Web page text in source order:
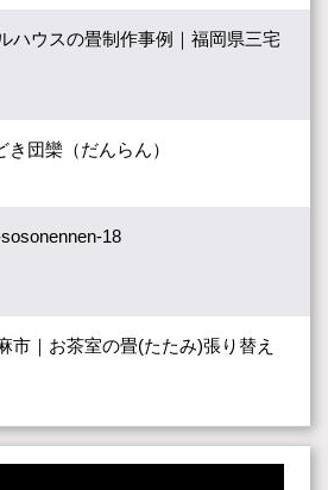
ハウスの畳制作事例｜福岡県三宅
団欒（だんらん）
18
市｜お茶室の畳(たたみ)張り替え